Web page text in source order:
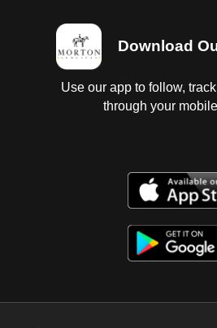
Download
Use our app to follow,
through your